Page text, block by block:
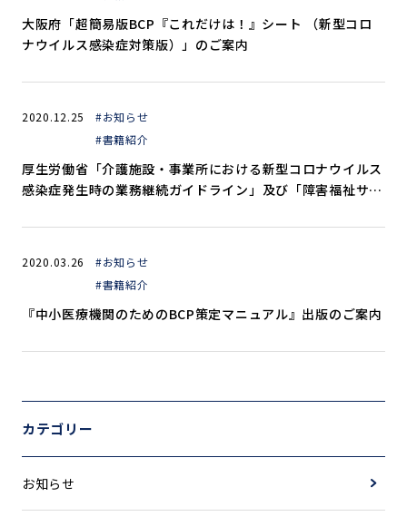
大阪府「超簡易版BCP『これだけは！』シート （新型コロ
ナウイルス感染症対策版）」のご案内
2020.12.25
#お知らせ
#書籍紹介
厚生労働省「介護施設・事業所における新型コロナウイルス
感染症発生時の業務継続ガイドライン」及び「障害福祉サー
務継続ガイドライン」のご案内
2020.03.26
#お知らせ
#書籍紹介
『中小医療機関のためのBCP策定マニュアル』出版のご案内
カテゴリー
お知らせ